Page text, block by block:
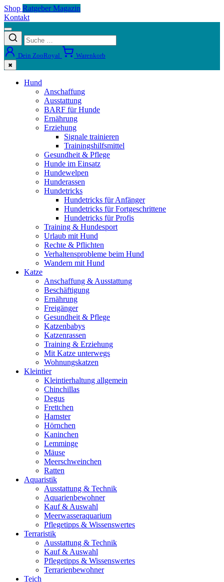
Shop Ratgeber Magazin
Kontakt
Dein ZooRoyal Warenkorb
✖
Hund
Anschaffung
Ausstattung
BARF für Hunde
Ernährung
Erziehung
Signale trainieren
Trainingshilfsmittel
Gesundheit & Pflege
Hunde im Einsatz
Hundewelpen
Hunderassen
Hundetricks
Hundetricks für Anfänger
Hundetricks für Fortgeschrittene
Hundetricks für Profis
Training & Hundesport
Urlaub mit Hund
Rechte & Pflichten
Verhaltensprobleme beim Hund
Wandern mit Hund
Katze
Anschaffung & Ausstattung
Beschäftigung
Ernährung
Freigänger
Gesundheit & Pflege
Katzenbabys
Katzenrassen
Training & Erziehung
Mit Katze unterwegs
Wohnungskatzen
Kleintier
Kleintierhaltung allgemein
Chinchillas
Degus
Frettchen
Hamster
Hörnchen
Kaninchen
Lemminge
Mäuse
Meerschweinchen
Ratten
Aquaristik
Ausstattung & Technik
Aquarienbewohner
Kauf & Auswahl
Meerwasseraquarium
Pflegetipps & Wissenswertes
Terraristik
Ausstattung & Technik
Kauf & Auswahl
Pflegetipps & Wissenswertes
Terrarienbewohner
Teich